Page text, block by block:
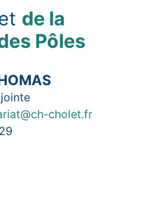
de la
Pôles
cholet.fr